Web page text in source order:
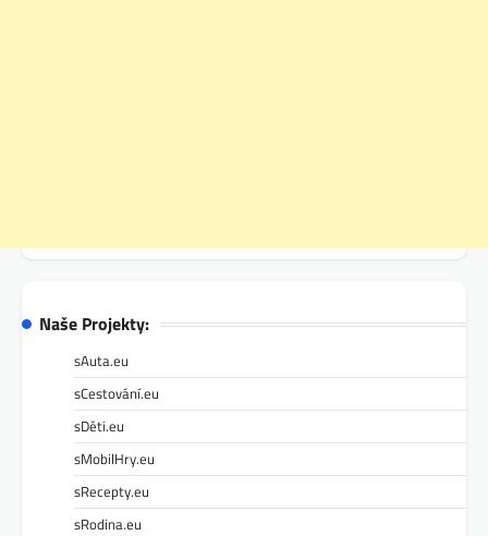
Naše Projekty:
sAuta.eu
sCestování.eu
sDěti.eu
sMobilHry.eu
sRecepty.eu
sRodina.eu